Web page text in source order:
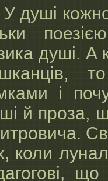
душі. А
і
й проза,
коли